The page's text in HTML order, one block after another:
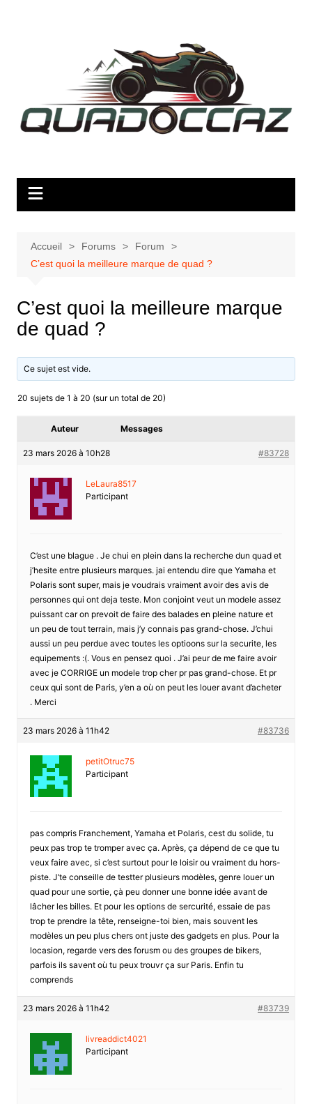
Accueil Forums
Forum
C’est quoi la meilleure marque de quad ?
C’est quoi la meilleure marque
de quad ?
Ce sujet est vide.
20 sujets de 1 à 20 (sur un total de 20)
Auteur Messages
23 mars 2026 à 10h28 #83728
LeLaura8517
Participant
C’est une blague . Je chui en plein dans la recherche dun quad et
j’hesite entre plusieurs marques. jai entendu dire que Yamaha et
Polaris sont super, mais je voudrais vraiment avoir des avis de
personnes qui ont deja teste. Mon conjoint veut un modele assez
puissant car on prevoit de faire des balades en pleine nature et
un peu de tout terrain, mais j’y connais pas grand-chose. J’chui
aussi un peu perdue avec toutes les optioons sur la securite, les
equipements :(. Vous en pensez quoi . J’ai peur de me faire avoir
avec je CORRIGE un modele trop cher pr pas grand-chose. Et pr
ceux qui sont de Paris, y’en a où on peut les louer avant d’acheter
. Merci
23 mars 2026 à 11h42 #83736
petitOtruc75
Participant
pas compris Franchement, Yamaha et Polaris, cest du solide, tu
peux pas trop te tromper avec ça. Après, ça dépend de ce que tu
veux faire avec, si c’est surtout pour le loisir ou vraiment du hors-
piste. J’te conseille de testter plusieurs modèles, genre louer un
quad pour une sortie, çà peu donner une bonne idée avant de
lâcher les billes. Et pour les options de sercurité, essaie de pas
trop te prendre la tête, renseigne-toi bien, mais souvent les
modèles un peu plus chers ont juste des gadgets en plus. Pour la
locasion, regarde vers des forusm ou des groupes de bikers,
parfois ils savent où tu peux trouvr ça sur Paris. Enfin tu
comprends
23 mars 2026 à 11h42 #83739
livreaddict4021
Participant